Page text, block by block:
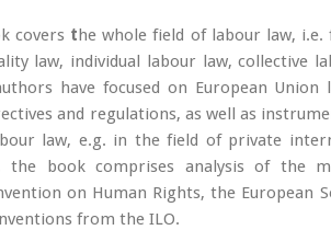
covers the whole field of labour law, i.e.
law, individual labour law, collective
have focused on European
and regulations, as well as
law, e.g. in the field of private
the book comprises analysis of the
on Human Rights, the European
from the ILO.